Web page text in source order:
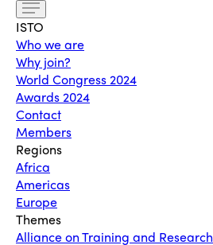
ISTO
Who we are
Why join?
World Congress 2024
Awards 2024
Contact
Members
Regions
Africa
Americas
Europe
Themes
Alliance on Training and Research